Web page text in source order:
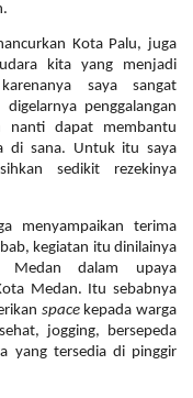
Kota Palu, juga
kita yang menjadi
saya sangat
penggalangan
nanti dapat membantu
di sana. Untuk itu saya
sedikit rezekinya
menyampaikan terima
kegiatan itu dinilainya
Medan dalam upaya
Medan. Itu sebabnya
spacekepada warga
jogging, bersepeda
yang tersedia di pinggir